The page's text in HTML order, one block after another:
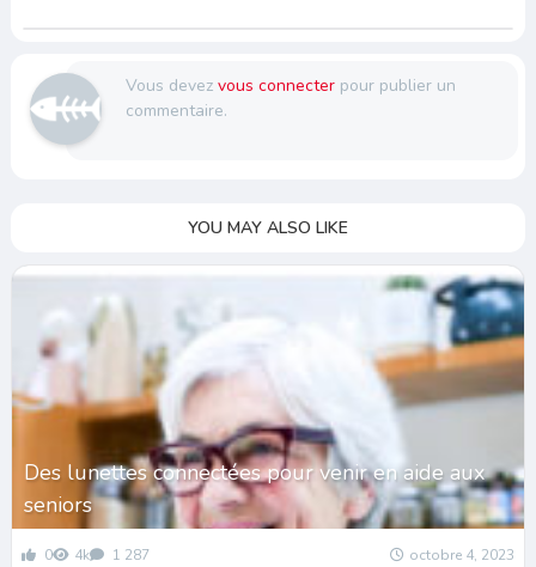
Vous devez vous connecterpour publier un
commentaire.
YOU MAY ALSO LIKE
Des lunettes connectées pour venir en aide aux
seniors
0 4k 1 287 octobre 4, 2023